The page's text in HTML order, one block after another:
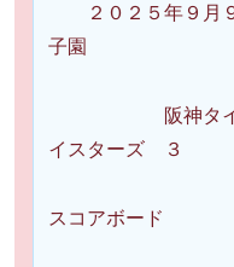
２０２５年９月
子園
阪神タイガ
イスターズ ３
スコアボード